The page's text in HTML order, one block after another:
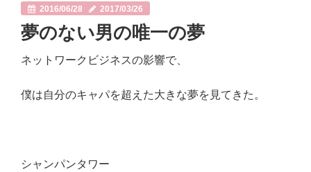
電脳せどり講座
Q&A
2016/06/28 2017/03/26
夢のない男の唯一の夢
ネットワークビジネスの影響で、
僕は自分のキャパを超えた大きな夢を見てきた。
シャンパンタワー